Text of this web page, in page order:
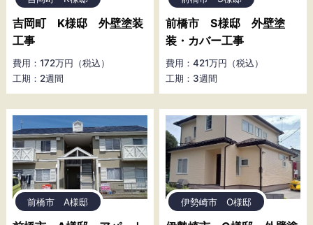
吉岡町 K様邸 外壁塗装
工事
費用：172万円（税込）
工期：2週間
前橋市 S様邸 外壁塗
装・カバー工事
費用：421万円（税込）
工期：3週間
前橋市 A様邸 伊勢崎市 O様邸